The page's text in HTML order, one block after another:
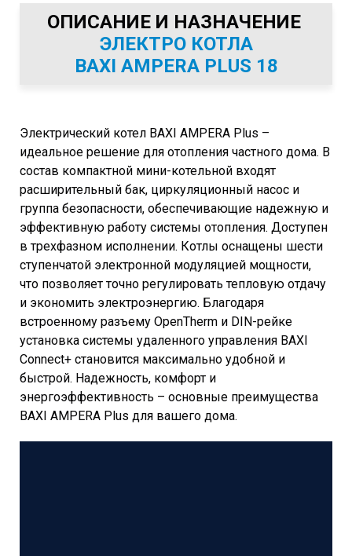
ОПИСАНИЕ И НАЗНАЧЕНИЕ
ЭЛЕКТРО КОТЛА
BAXI AMPERA PLUS 18
Электрический котел BAXI AMPERA Plus –
идеальное решение для отопления частного дома. В
состав компактной мини-котельной входят
расширительный бак, циркуляционный насос и
группа безопасности, обеспечивающие надежную и
эффективную работу системы отопления. Доступен
в трехфазном исполнении. Котлы оснащены шести
ступенчатой электронной модуляцией мощности,
что позволяет точно регулировать тепловую отдачу
и экономить электроэнергию. Благодаря
встроенному разъему OpenTherm и DIN-рейке
установка системы удаленного управления BAXI
Connect+ становится максимально удобной и
быстрой. Надежность, комфорт и
энергоэффективность – основные преимущества
BAXI AMPERA Plus для вашего дома.